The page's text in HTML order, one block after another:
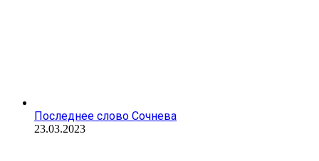
Последнее слово Сочнева
23.03.2023